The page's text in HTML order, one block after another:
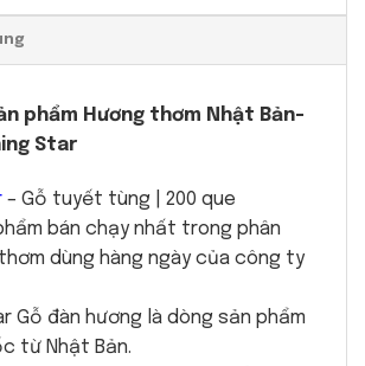
phẩm Hương thơm Nhật Bản-
Star
– Gỗ tuyết tùng | 200 que
bán chạy nhất trong phân
dùng hàng ngày của công ty
Gỗ đàn hương là dòng sản phẩm
từ Nhật Bản.